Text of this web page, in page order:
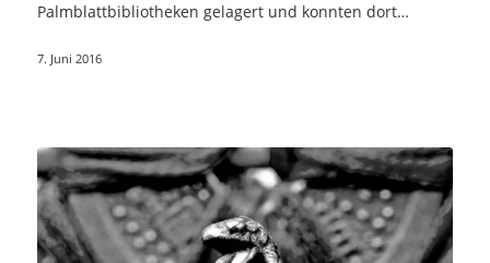
Palmblattbibliotheken gelagert und konnten dort
7. Juni 2016